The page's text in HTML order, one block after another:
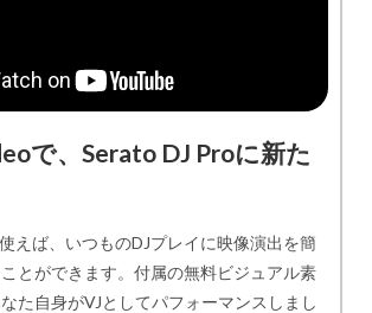
で、Serato DJ Proに新た
えば、いつものDJプレイに映像演出を簡
とができます。付属の無料ビジュアル素
た自身がVJとしてパフォーマンスしまし